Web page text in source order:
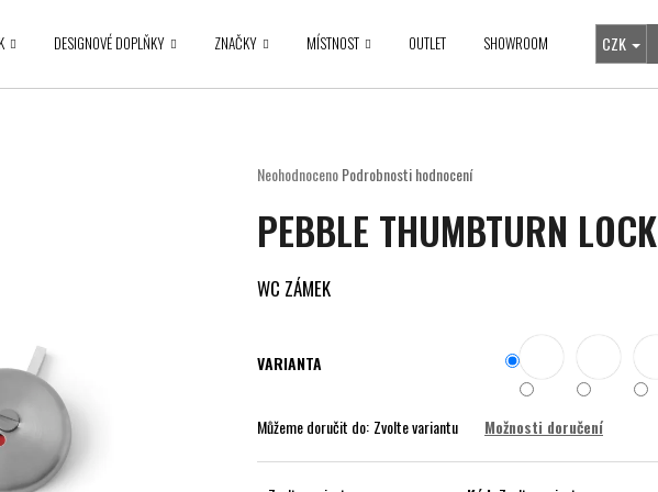
DESIGNOVÉ DOPLŇKY ZNAČKY MÍSTNOST OUTLET SHOWROOM CZK
Průměrné
produktu
je
z
5
NeohodnocenoPodrobnosti hodnocení
PEBBLE THUMBTURN LOCK
WC ZÁMEK
VARIANTA
Můžeme doručit do: Zvolte variantu Možnosti doručení